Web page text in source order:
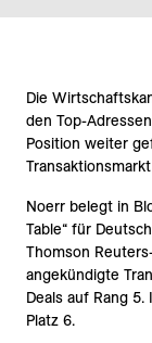
Die
den Top-
Position weiter
Noerr belegt in
Table“ für
Thomson
angekündigte
Deals auf Rang
Platz 6.